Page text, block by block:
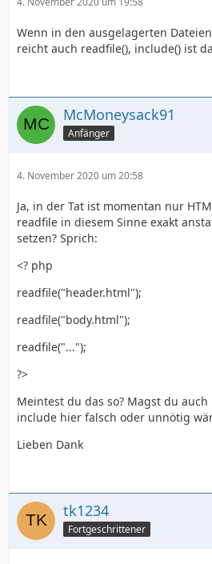
Wenn in den ausgelagerten
reicht auch readfile(), include() ist
McMoneysack91
Anfänger
4. November 2020 um 20:58
Ja, in der Tat ist momentan nur
readfile in diesem Sinne exakt
setzen? Sprich:
<? php
readfile("header.html");
readfile("body.html");
readfile("...");
?>
Meintest du das so? Magst du
include hier falsch oder unnötig
Lieben Dank
tk1234
Fortgeschrittener